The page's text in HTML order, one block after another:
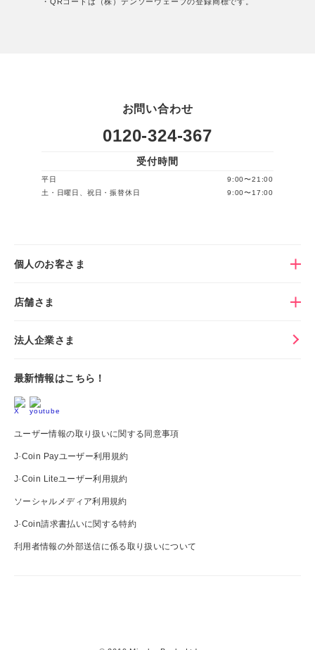
お問い合わせ
0120-324-367
受付時間
平日
9:00〜21:00
土・日曜日、祝日・振替休日
9:00〜17:00
個人のお客さま
店舗さま
法人企業さま
最新情報はこちら！
ユーザー情報の取り扱いに関する同意事項
J-Coin Payユーザー利用規約
J-Coin Liteユーザー利用規約
ソーシャルメディア利用規約
J-Coin請求書払いに関する特約
利用者情報の外部送信に係る取り扱いについて